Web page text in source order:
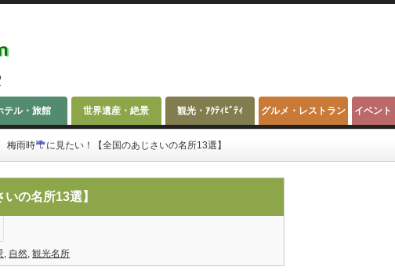
テル・旅館 世界遺産・絶景 観光・ｱｸﾃｨﾋﾞﾃｨ グルメ・レストラン イベント
梅雨時 に見たい！【全国のあじさいの名所13選】
の名所13選】
, 自然, 観光名所